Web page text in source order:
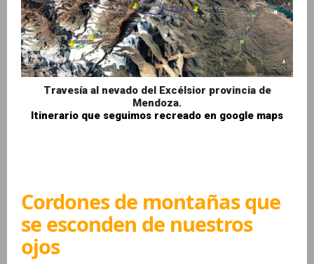
Travesía al nevado del Excélsior provincia de
Mendoza.
Itinerario que seguimos recreado en google maps
Cordones de montañas que
se esconden de nuestros
ojos